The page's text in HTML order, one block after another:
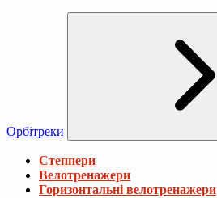
Орбітреки
Степпери
Велотренажери
Горизонтальні велотренажери